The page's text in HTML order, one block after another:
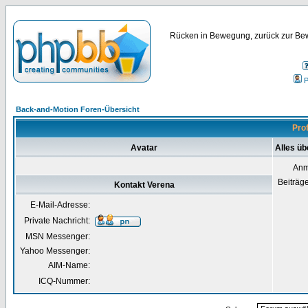
Rücken in Bewegung, zurück zur
Back-and-Motion Foren-Übersicht
Avatar Alles
Kontakt Verena
E-Mail-Adresse:
Private Nachricht:
MSN Messenger:
Yahoo Messenger:
AIM-Name:
ICQ-Nummer: